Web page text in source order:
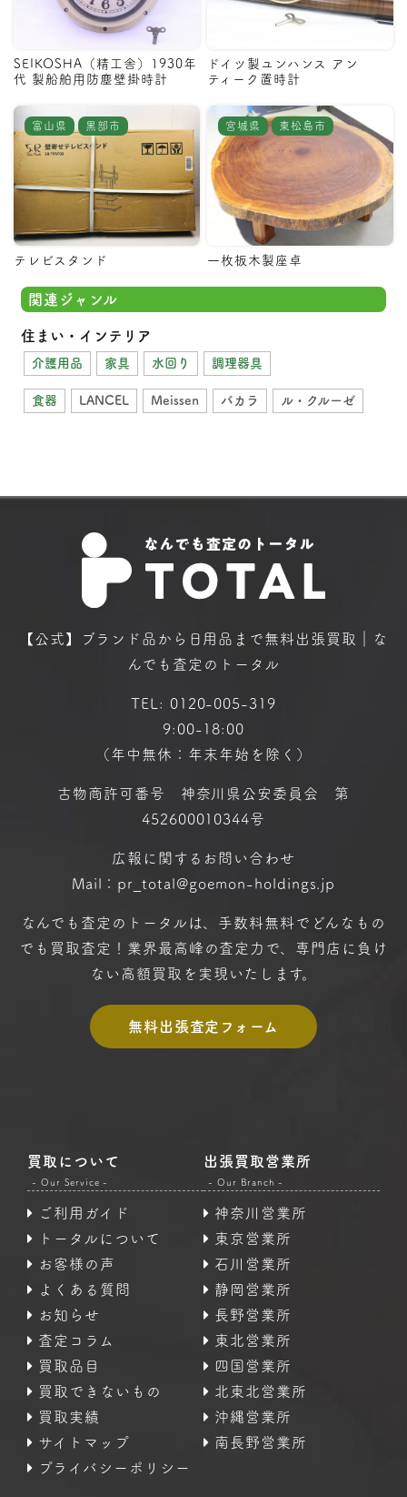
SEIKOSHA（精工舎）1930年
代 製船舶用防塵壁掛時計
ドイツ製ユンハンス アン
ティーク置時計
富山県 黒部市
テレビスタンド
宮城県 東松島市
一枚板木製座卓
関連ジャンル
住まい・インテリア
介護用品 家具 水回り 調理器具
食器 LANCEL Meissen バカラ ル・クルーゼ
【公式】ブランド品から日用品まで無料出張買取｜な
んでも査定のトータル
TEL: 0120-005-319
9:00-18:00
（年中無休：年末年始を除く）
古物商許可番号 神奈川県公安委員会 第
452600010344号
広報に関するお問い合わせ
Mail：pr_total@goemon-holdings.jp
なんでも査定のトータルは、手数料無料で どんなもの
でも買取査定！ 業界最高峰の査定力で、専門店に 負け
ない高額買取を実現いたします。
無料出張査定フォーム
買取について
- Our Service -
ご利用ガイド
トータルについて
お客様の声
よくある質問
お知らせ
査定コラム
買取品目
買取できないもの
買取実績
サイトマップ
プライバシーポリシー
出張買取営業所
- Our Branch -
神奈川営業所
東京営業所
石川営業所
静岡営業所
長野営業所
東北営業所
四国営業所
北東北営業所
沖縄営業所
南長野営業所